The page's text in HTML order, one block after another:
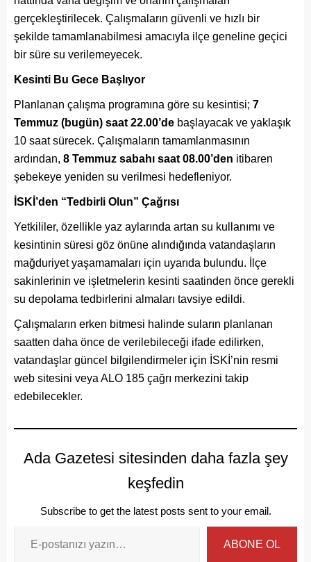
gerçekleştirilecek. Çalışmaların güvenli ve hızlı bir
şekilde tamamlanabilmesi amacıyla ilçe geneline geçici
bir süre su verilemeyecek.
Kesinti Bu Gece Başlıyor
Planlanan çalışma programına göre su kesintisi; 7
Temmuz (bugün) saat 22.00’de başlayacak ve yaklaşık
10 saat sürecek. Çalışmaların tamamlanmasının
ardından, 8 Temmuz sabahı saat 08.00’den itibaren
şebekeye yeniden su verilmesi hedefleniyor.
İSKİ’den “Tedbirli Olun” Çağrısı
Yetkililer, özellikle yaz aylarında artan su kullanımı ve
kesintinin süresi göz önüne alındığında vatandaşların
mağduriyet yaşamamaları için uyarıda bulundu. İlçe
sakinlerinin ve işletmelerin kesinti saatinden önce gerekli
su depolama tedbirlerini almaları tavsiye edildi.
Çalışmaların erken bitmesi halinde suların planlanan
saatten daha önce de verilebileceği ifade edilirken,
vatandaşlar güncel bilgilendirmeler için İSKİ’nin resmi
web sitesini veya ALO 185 çağrı merkezini takip
edebilecekler.
Ada Gazetesi sitesinden daha fazla şey
keşfedin
Subscribe to get the latest posts sent to your email.
ABONE OL